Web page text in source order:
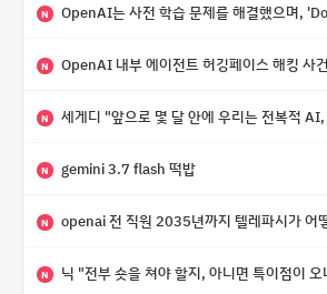
N OpenAI는 사전 학습 문제를 해결했으며, 'Doug'라는 코드명을 가진 훨씬 더 큰 모델
N OpenAI 내부 에이전트 허깅페이스 해킹 사
N 세게디 "앞으로 몇 달 안에 우리는 전복적 AI, 적대적 AI 둘 다
N gemini 3.7 flash 떡밥
N openai 전 직원 2035년까지 텔레파시가 어떻게 생길
N 닉 "전부 숏을 쳐야 할지, 아니면 특이점이 오니까 전부 롱을 쳐야 할지